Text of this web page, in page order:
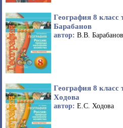
География 8 класс
Барабанов
автор: В.В. Барабанов
География 8 класс
Ходова
автор: Е.С. Ходова